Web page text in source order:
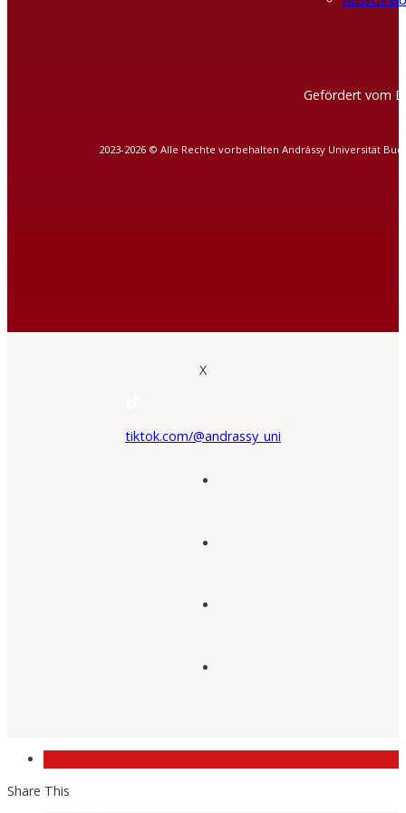
Gefördert vom
2023-2026 © Alle Rechte vorbehalten Andrássy Universität
X
tiktok.com/@andrassy_uni
Share This